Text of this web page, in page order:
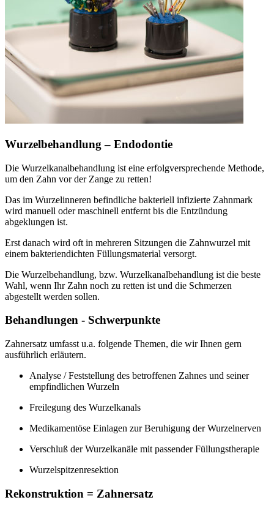
Wurzelbehandlung – Endodontie
Die Wurzelkanalbehandlung ist eine erfolgversprechende Methode,
um den Zahn vor der Zange zu retten!
Das im Wurzelinneren befindliche bakteriell infizierte Zahnmark
wird manuell oder maschinell entfernt bis die Entzündung
abgeklungen ist.
Erst danach wird oft in mehreren Sitzungen die Zahnwurzel mit
einem bakteriendichten Füllungsmaterial versorgt.
Die Wurzelbehandlung, bzw. Wurzelkanalbehandlung ist die beste
Wahl, wenn Ihr Zahn noch zu retten ist und die Schmerzen
abgestellt werden sollen.
Behandlungen - Schwerpunkte
Zahnersatz umfasst u.a. folgende Themen, die wir Ihnen gern
ausführlich erläutern.
Analyse / Feststellung des betroffenen Zahnes und seiner
empfindlichen Wurzeln
Freilegung des Wurzelkanals
Medikamentöse Einlagen zur Beruhigung der Wurzelnerven
Verschluß der Wurzelkanäle mit passender Füllungstherapie
Wurzelspitzenresektion
Rekonstruktion = Zahnersatz